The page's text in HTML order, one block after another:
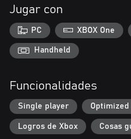
Jugar con
PC XBOX One
Handheld
Funcionalidades
Single player
Logros de Xbox Cosas